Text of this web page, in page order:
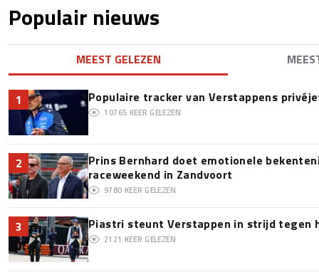
Populair nieuws
MEEST GELEZEN
1 Populaire tracker van Verstappens
10765 KEER GELEZEN
2
Prins Bernhard doet emotionele
raceweekend in Zandvoort
9780 KEER GELEZEN
3 Piastri steunt Verstappen in strijd tegen
2121 KEER GELEZEN